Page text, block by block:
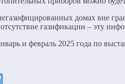
домах вне
газификации – эту
и февраль 2025 года по